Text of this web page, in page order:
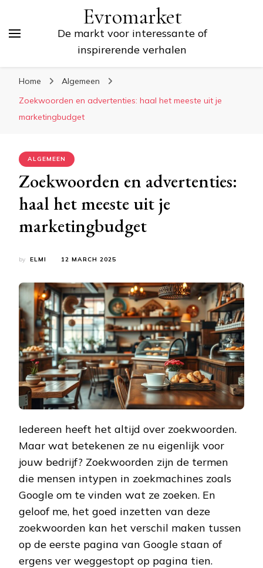
Evromarket
De markt voor interessante of
inspirerende verhalen
Home
Algemeen
Zoekwoorden en advertenties: haal het meeste uit je
marketingbudget
ALGEMEEN
Zoekwoorden en advertenties:
haal het meeste uit je
marketingbudget
by ELMI 12 MARCH 2025
Iedereen heeft het altijd over zoekwoorden.
Maar wat betekenen ze nu eigenlijk voor
jouw bedrijf? Zoekwoorden zijn de termen
die mensen intypen in zoekmachines zoals
Google om te vinden wat ze zoeken. En
geloof me, het goed inzetten van deze
zoekwoorden kan het verschil maken tussen
op de eerste pagina van Google staan of
ergens ver weggestopt op pagina tien.